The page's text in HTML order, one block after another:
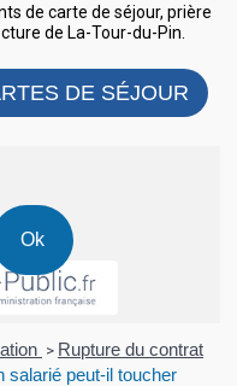
de carte de séjour, prière
de La-Tour-du-Pin.
DE SÉJOUR
> Rupture du contrat
salarié peut-il toucher